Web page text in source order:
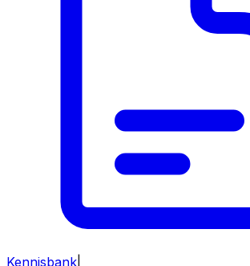
Kennisbank